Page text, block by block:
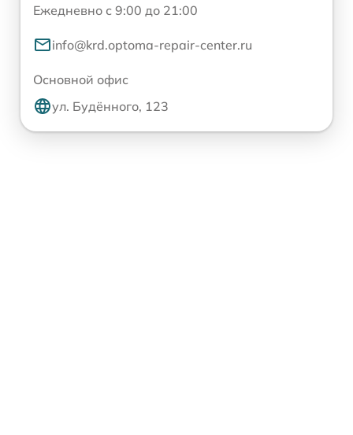
Ежедневно с 9:00 до 21:00
info@krd.optoma-repair-center.ru
Основной офис
ул. Будённого, 123